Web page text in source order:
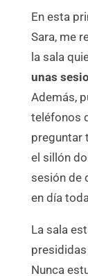
En esta
Sara, me
la sala
unas
Además,
teléfonos
preguntar
el sillón
sesión de
en día
La sala
Nunca